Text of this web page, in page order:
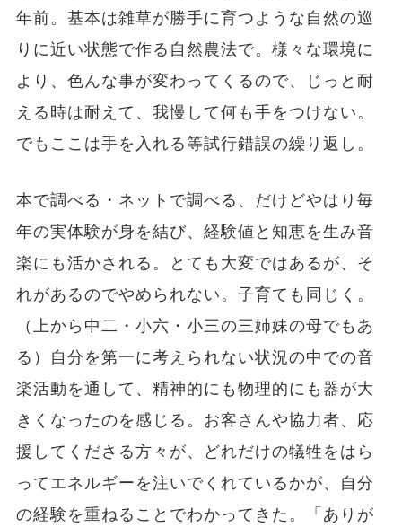
年前。基本は雑草が勝手に育つような自然の巡
りに近い状態で作る自然農法で。様々な環境に
より、色んな事が変わってくるので、じっと耐
える時は耐えて、我慢して何も手をつけない。
でもここは手を入れる等試行錯誤の繰り返し。
本で調べる・ネットで調べる、だけどやはり毎
年の実体験が身を結び、経験値と知恵を生み音
楽にも活かされる。とても大変ではあるが、そ
れがあるのでやめられない。子育ても同じく。
（上から中二・小六・小三の三姉妹の母でもあ
る）自分を第一に考えられない状況の中での音
楽活動を通して、精神的にも物理的にも器が大
きくなったのを感じる。お客さんや協力者、応
援してくださる方々が、どれだけの犠牲をはら
ってエネルギーを注いでくれているかが、自分
の経験を重ねることでわかってきた。「ありが